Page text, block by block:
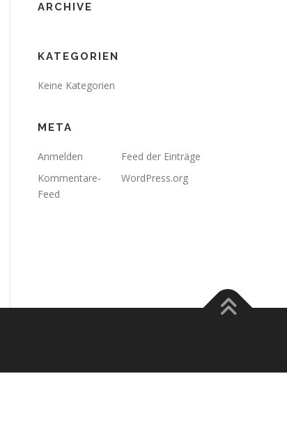
ARCHIVE
KATEGORIEN
Keine Kategorien
META
Anmelden
Feed der Einträge
Kommentare-
Feed
WordPress.org